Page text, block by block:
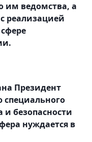
им ведомства, а
реализацией
Президент
специального
и безопасности
нуждается в